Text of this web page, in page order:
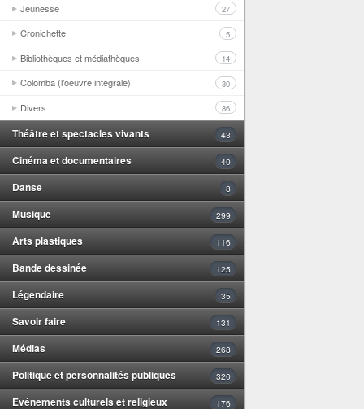
Jeunesse 27
Cronichette 5
Bibliothèques et médiathèques 14
Colomba (l'oeuvre intégrale) 30
Divers 86
Théâtre et spectacles vivants 43
Cinéma et documentaires 40
Danse 8
Musique 299
Arts plastiques 116
Bande dessinée 125
Légendaire 35
Savoir faire 131
Médias 268
Politique et personnalités publiques 320
Evénements culturels et religieux 176